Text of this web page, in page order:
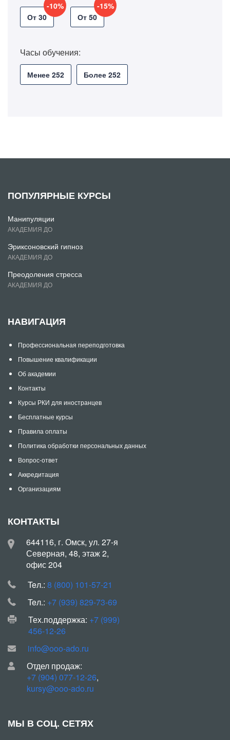
От 30
-10%
От 50
-15%
Часы обучения:
Менее 252 Более 252
ПОПУЛЯРНЫЕ КУРСЫ
Манипуляции
АКАДЕМИЯ ДО
Эриксоновский гипноз
АКАДЕМИЯ ДО
Преодоления стресса
АКАДЕМИЯ ДО
НАВИГАЦИЯ
Профессиональная переподготовка
Повышение квалификации
Об академии
Контакты
Курсы РКИ для иностранцев
Бесплатные курсы
Правила оплаты
Политика обработки персональных данных
Вопрос-ответ
Аккредитация
Организациям
КОНТАКТЫ
644116, г. Омск, ул. 27-я
Северная, 48, этаж 2,
офис 204
Teл.: 8 (800) 101-57-21
Teл.: +7 (939) 829-73-69
Тех.поддержка: +7 (999)
456-12-26
info@ooo-ado.ru
Отдел продаж:
+7 (904) 077-12-26,
kursy@ooo-ado.ru
МЫ В СОЦ. СЕТЯХ